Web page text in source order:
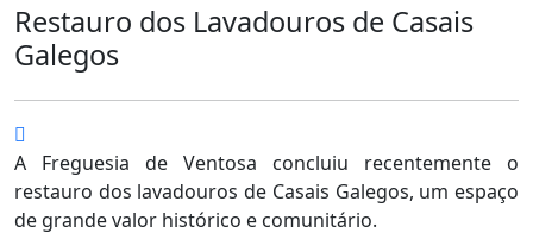
Restauro dos Lavadouros de Casais
Galegos
A Freguesia de Ventosa concluiu recentemente o
restauro dos lavadouros de Casais Galegos, um espaço
de grande valor histórico e comunitário.